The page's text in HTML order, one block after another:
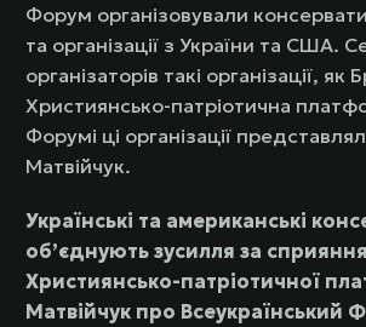
Форум організовували
та організації з України та США.
організаторів такі організації, як
Християнсько-патріотична
Форумі ці організації
Матвійчук.
Українські та американські
об’єднують зусилля за сприяння
Християнсько-патріотичної
Матвійчук про Всеукраїнський